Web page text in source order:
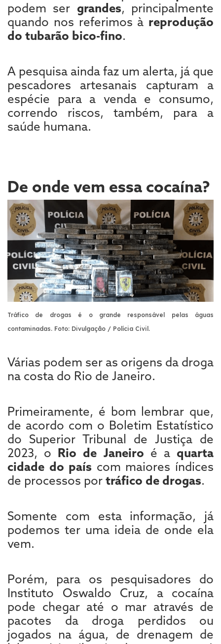
podem ser grandes, principalmente
quando nos referimos à reprodução
do tubarão bico-fino.
A pesquisa ainda faz um alerta, já que
pescadores artesanais capturam a
espécie para a venda e consumo,
correndo riscos, também, para a
saúde humana.
De onde vem essa cocaína?
Tráfico de drogas é o grande responsável pelas águas
contaminadas. Foto: Divulgação / Polícia Civil.
Várias podem ser as origens da droga
na costa do Rio de Janeiro.
Primeiramente, é bom lembrar que,
de acordo com o Boletim Estatístico
do Superior Tribunal de Justiça de
2023, o Rio de Janeiro é a quarta
cidade do país com maiores índices
de processos por tráfico de drogas.
Somente com esta informação, já
podemos ter uma ideia de onde ela
vem.
Porém, para os pesquisadores do
Instituto Oswaldo Cruz, a cocaína
pode chegar até o mar através de
pacotes da droga perdidos ou
jogados na água, de drenagem de